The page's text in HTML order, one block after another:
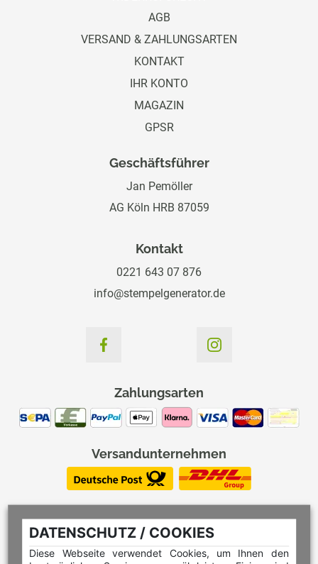
DATENSCHUTZ / COOKIES
Diese Webseite verwendet Cookies, um Ihnen den
AGB
VERSAND & ZAHLUNGSARTEN
KONTAKT
IHR KONTO
MAGAZIN
GPSR
Geschäftsführer
Jan Pemöller
AG Köln HRB 87059
Kontakt
0221 643 07 876
info@stempelgenerator.de
Zahlungsarten
Versandunternehmen